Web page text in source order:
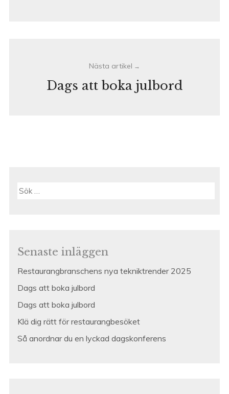
Dags att boka julbord
Sök
Senaste inläggen
Restaurangbranschens nya tekniktrender 2025
Dags att boka julbord
Dags att boka julbord
Klä dig rätt för restaurangbesöket
Så anordnar du en lyckad dagskonferens